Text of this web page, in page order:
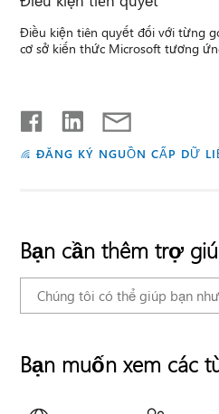
Điều kiện tiên quyết đối với từng
cơ sở kiến thức Microsoft tương
ĐĂNG KÝ NGUỒN CẤP DỮ
Bạn cần thêm trợ
Bạn muốn xem các